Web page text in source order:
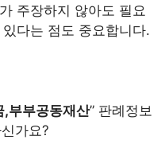
주장하지 않아도 필요
다는 점도 중요합니다.
,부부공동재산” 판례정보
가요?